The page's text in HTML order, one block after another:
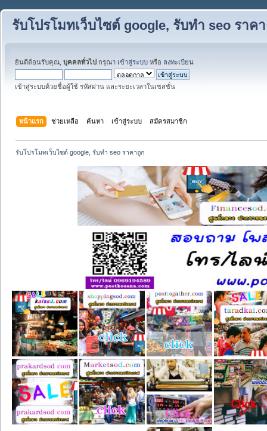
รับโปรโมทเว็บไซต์ google, รับทำ seo ราค
ยินดีต้อนรับคุณ, บุคคลทั่วไป กรุณา เข้าสู่ระบบ หรือ ลงทะเบียน
เข้าสู่ระบบด้วยชื่อผู้ใช้ รหัสผ่าน และระยะเวลาในเซสชั่น
หน้าแรก ช่วยเหลือ ค้นหา เข้าสู่ระบบ สมัครสมาชิก
รับโปรโมทเว็บไซต์ google, รับทำ seo ราคาถูก